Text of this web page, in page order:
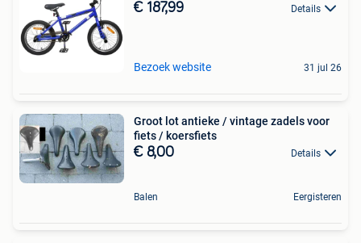
€ 187,99 Details
Bezoek website 31 jul 26
Groot lot antieke / vintage zadels voor
fiets / koersfiets
€ 8,00 Details
Balen Eergisteren